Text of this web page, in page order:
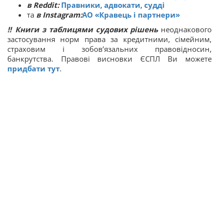
в Reddit:Правники, адвокати, судді
та в Instagram:АО «Кравець і партнери»
‼ Книги з таблицями судових рішеньнеоднакового
застосування норм права за кредитними, сімейним,
страховим і зобов’язальних правовідносин,
банкрутства. Правові висновки ЄСПЛ Ви можете
придбати тут.